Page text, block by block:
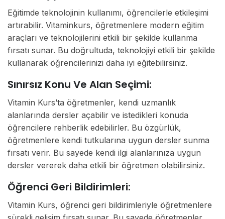
Eğitimde teknolojinin kullanımı, öğrencilerle etkileşimi
artırabilir. Vitaminkurs, öğretmenlere modern eğitim
araçları ve teknolojilerini etkili bir şekilde kullanma
fırsatı sunar. Bu doğrultuda, teknolojiyi etkili bir şekilde
kullanarak öğrencilerinizi daha iyi eğitebilirsiniz.
Sınırsız Konu Ve Alan Seçimi:
Vitamin Kurs’ta öğretmenler, kendi uzmanlık
alanlarında dersler açabilir ve istedikleri konuda
öğrencilere rehberlik edebilirler. Bu özgürlük,
öğretmenlere kendi tutkularına uygun dersler sunma
fırsatı verir. Bu sayede kendi ilgi alanlarınıza uygun
dersler vererek daha etkili bir öğretmen olabilirsiniz.
Öğrenci Geri Bildirimleri:
Vitamin Kurs, öğrenci geri bildirimleriyle öğretmenlere